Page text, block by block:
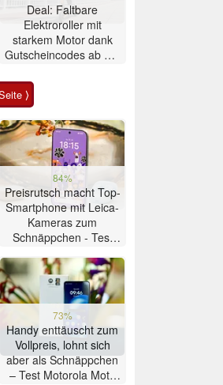
Deal: Faltbare
Elektroroller mit
starkem Motor dank
Gutscheincodes ab nur
⟩
84%
Preisrutsch macht Top-
Smartphone mit Leica-
Kameras zum
Schnäppchen - Test
73%
Handy enttäuscht zum
Vollpreis, lohnt sich
aber als Schnäppchen
– Test Motorola Moto